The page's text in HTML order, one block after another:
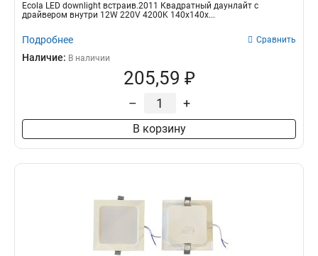
Ecola LED downlight встраив.2011 Квадратный даунлайт с
драйвером внутри 12W 220V 4200K 140x140x...
Подробнее Сравнить
Наличие: В наличии
205,59 ₽
– +
В корзину